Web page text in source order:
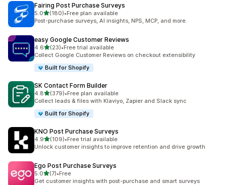
Fairing Post Purchase Surveys
5.05つ星中
(180)
合計レビュー数：180件
•Free plan available
Post-purchase surveys, AI insights, NPS, MCP, and more.
easy Google Customer Reviews
4.65つ星中
(23)
合計レビュー数：23件
•Free trial available
Collect Google Customer Reviews on checkout extensibility
Built for Shopify
SK Contact Form Builder
4.85つ星中
(379)
合計レビュー数：379件
•Free plan available
Collect leads & files with Klaviyo, Zapier and Slack sync
Built for Shopify
KNO Post Purchase Surveys
4.95つ星中
(109)
合計レビュー数：109件
•Free trial available
Unlock customer insights to improve retention and drive growth
Ego Post Purchase Surveys
5.05つ星中
(7)
合計レビュー数：7件
•Free
Get customer insights with post-purchase and smart surveys